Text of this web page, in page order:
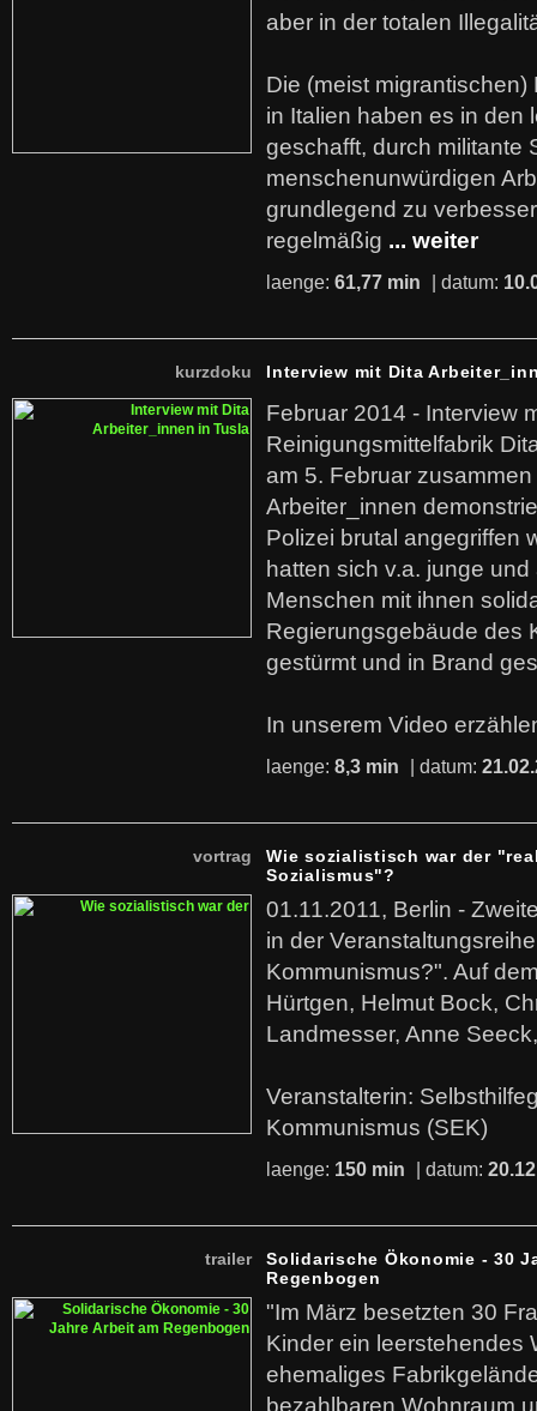
aber in der totalen
Die (meist
in Italien haben es in den
geschafft, durch militante
menschenunwürdigen
grundlegend zu
regelmäßig ... weiter
laenge: 61,77 min | datum:
kurzdoku Interview mit Dita
Februar 2014 - Interview
Reinigungsmittelfabrik
am 5. Februar
Arbeiter_innen
Polizei brutal angegriffen
hatten sich v.a. junge
Menschen mit ihnen
Regierungsgebäude des
gestürmt und in Brand
In unserem Video
laenge: 8,3 min | datum:
vortrag
Wie sozialistisch war der
Sozialismus"?
01.11.2011, Berlin -
in der
Kommunismus?". Auf
Hürtgen, Helmut Bock,
Landmesser, Anne
Veranstalterin:
Kommunismus (SEK)
laenge: 150 min | datum:
trailer
Solidarische Ökonomie - 30
Regenbogen
"Im März besetzten 30
Kinder ein leerstehendes
ehemaliges
bezahlbaren Wohnraum